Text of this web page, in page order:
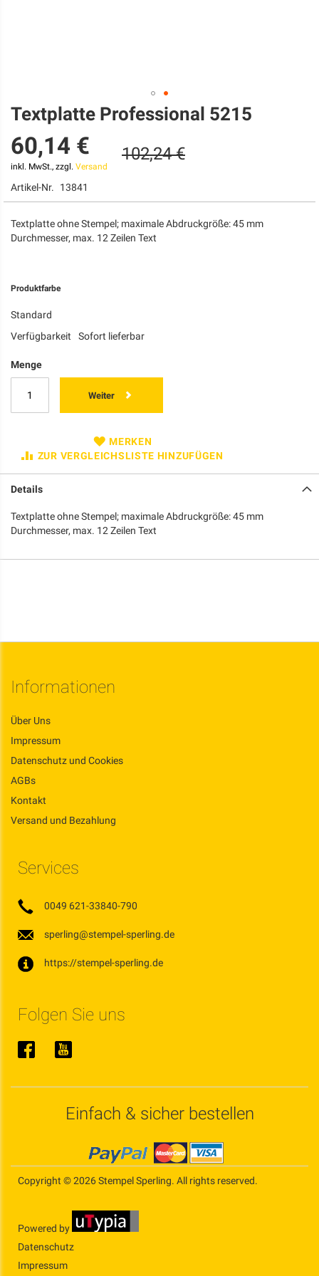
Zum
Anfang
der
Bildgalerie
springen
Textplatte Professional 5215
60,14 €
inkl. MwSt., zzgl. Versand
102,24 €
Artikel-Nr. 13841
Textplatte ohne Stempel; maximale Abdruckgröße: 45 mm
Durchmesser, max. 12 Zeilen Text
Produktfarbe
Standard
Verfügbarkeit
Sofort lieferbar
Menge
Weiter
MERKEN
ZUR VERGLEICHSLISTE HINZUFÜGEN
Details
Textplatte ohne Stempel; maximale Abdruckgröße: 45 mm
Durchmesser, max. 12 Zeilen Text
Informationen
Über Uns
Impressum
Datenschutz und Cookies
AGBs
Kontakt
Versand und Bezahlung
Services
0049 621-33840-790
sperling@stempel-sperling.de
https://stempel-sperling.de
Folgen Sie uns
Einfach & sicher bestellen
Copyright © 2026 Stempel Sperling. All rights reserved.
Powered by
Datenschutz
Impressum